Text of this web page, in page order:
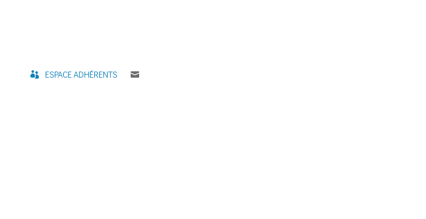
ESPACE ADHÉRENTS